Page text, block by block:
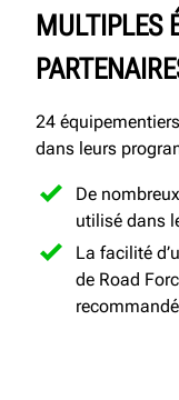
MULTIPLES
24
dans leurs
De
utilisé dans
La facilité
de Road